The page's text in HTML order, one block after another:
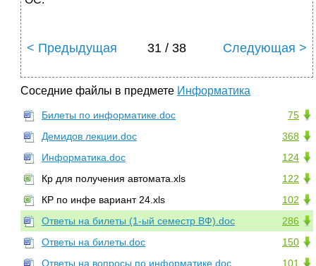
< Предыдущая 31 / 38 Следующая >
Соседние файлы в предмете Информатика
75
Билеты по информатике.doc
368
Демидов лекции.doc
124
Информатика.doc
122
Кр для получения автомата.xls
102
КР по инфе вариант 24.xls
286
Ответы на билеты (1-ый семестр ВФ).doc
150
Ответы на билеты.doc
101
Ответы на вопросы по информатике.doc